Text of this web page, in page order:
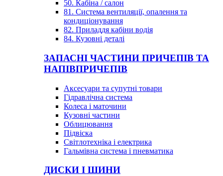
50. Кабіна / салон
81. Система вентиляції, опалення та
кондиціонування
82. Приладдя кабіни водія
84. Кузовні деталі
ЗАПАСНІ ЧАСТИНИ ПРИЧЕПІВ ТА
НАПІВПРИЧЕПІВ
Аксесуари та супутні товари
Гідравлічна система
Колеса і маточини
Кузовні частини
Облицювання
Підвіска
Світлотехніка і електрика
Гальмівна система і пневматика
ДИСКИ І ШИНИ